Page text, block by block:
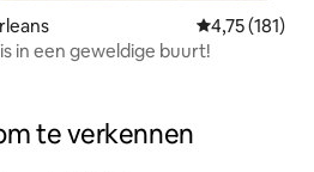
Gemiddelde
4,75 (181)
in een geweldige buurt!
te verkennen